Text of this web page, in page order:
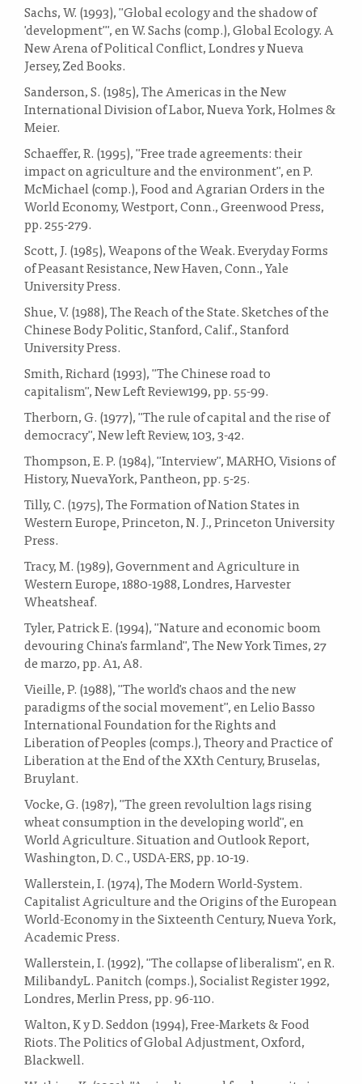
Sachs, W. (1993), "Global ecology and the shadow of
'development'", en W. Sachs (comp.), Global Ecology. A
New Arena of Political Conflict, Londres y Nueva
Jersey, Zed Books.
Sanderson, S. (1985), The Americas in the New
International Division of Labor, Nueva York, Holmes &
Meier.
Schaeffer, R. (1995), "Free trade agreements: their
impact on agriculture and the environment", en P.
McMichael (comp.), Food and Agrarian Orders in the
World Economy, Westport, Conn., Greenwood Press,
pp. 255-279.
Scott, J. (1985), Weapons of the Weak. Everyday Forms
of Peasant Resistance, New Haven, Conn., Yale
University Press.
Shue, V. (1988), The Reach of the State. Sketches of the
Chinese Body Politic, Stanford, Calif., Stanford
University Press.
Smith, Richard (1993), "The Chinese road to
capitalism", New Left Review199, pp. 55-99.
Therborn, G. (1977), "The rule of capital and the rise of
democracy", New left Review, 103, 3-42.
Thompson, E. P. (1984), "Interview", MARHO, Visions of
History, NuevaYork, Pantheon, pp. 5-25.
Tilly, C. (1975), The Formation of Nation States in
Western Europe, Princeton, N. J., Princeton University
Press.
Tracy, M. (1989), Government and Agriculture in
Western Europe, 1880-1988, Londres, Harvester
Wheatsheaf.
Tyler, Patrick E. (1994), "Nature and economic boom
devouring China's farmland", The New York Times, 27
de marzo, pp. A1, A8.
Vieille, P. (1988), "The world's chaos and the new
paradigms of the social movement", en Lelio Basso
International Foundation for the Rights and
Liberation of Peoples (comps.), Theory and Practice of
Liberation at the End of the XXth Century, Bruselas,
Bruylant.
Vocke, G. (1987), "The green revolultion lags rising
wheat consumption in the developing world", en
World Agriculture. Situation and Outlook Report,
Washington, D. C., USDA-ERS, pp. 10-19.
Wallerstein, I. (1974), The Modern World-System.
Capitalist Agriculture and the Origins of the European
World-Economy in the Sixteenth Century, Nueva York,
Academic Press.
Wallerstein, I. (1992), "The collapse of liberalism", en R.
MilibandyL. Panitch (comps.), Socialist Register 1992,
Londres, Merlin Press, pp. 96-110.
Walton, K y D. Seddon (1994), Free-Markets & Food
Riots. The Politics of Global Adjustment, Oxford,
Blackwell.